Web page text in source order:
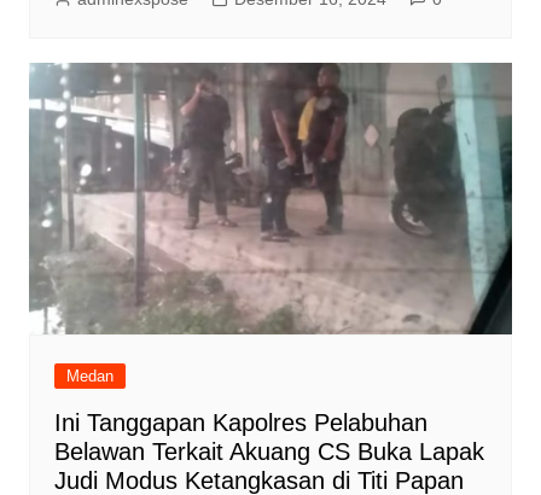
Medan
Ini Tanggapan Kapolres Pelabuhan
Belawan Terkait Akuang CS Buka Lapak
Judi Modus Ketangkasan di Titi Papan